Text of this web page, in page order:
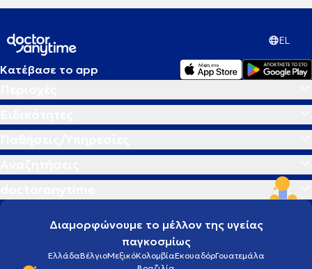
EL
Κατέβασε το app
Διαμορφώνουμε το μέλλον της υγείας
παγκοσμίως
ΕλλάδαΒέλγιοΜεξικόΚολομβίαΕκουαδόρΓουατεμάλα